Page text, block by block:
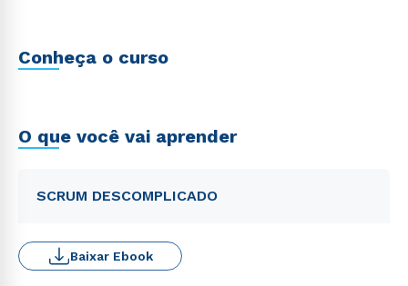
Conheça o curso
O que você vai aprender
SCRUM DESCOMPLICADO
Baixar Ebook